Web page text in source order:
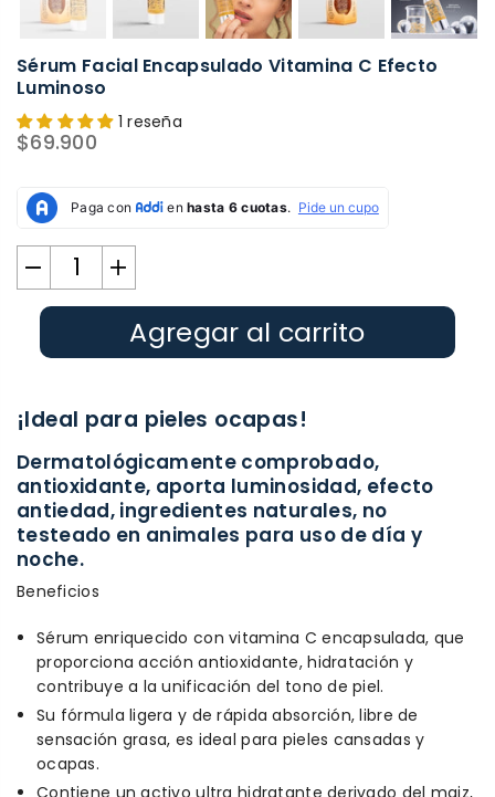
Sérum Facial Encapsulado Vitamina C Efecto
Luminoso
1 reseña
Precio
$69.900
Agregar al carrito
¡Ideal para pieles ocapas!
Dermatológicamente comprobado,
antioxidante, aporta luminosidad, efecto
antiedad, ingredientes naturales, no
testeado en animales para uso de día y
noche.
Beneficios
Sérum enriquecido con vitamina C encapsulada, que
proporciona acción antioxidante, hidratación y
contribuye a la unificación del tono de piel.
Su fórmula ligera y de rápida absorción, libre de
sensación grasa, es ideal para pieles cansadas y
ocapas.